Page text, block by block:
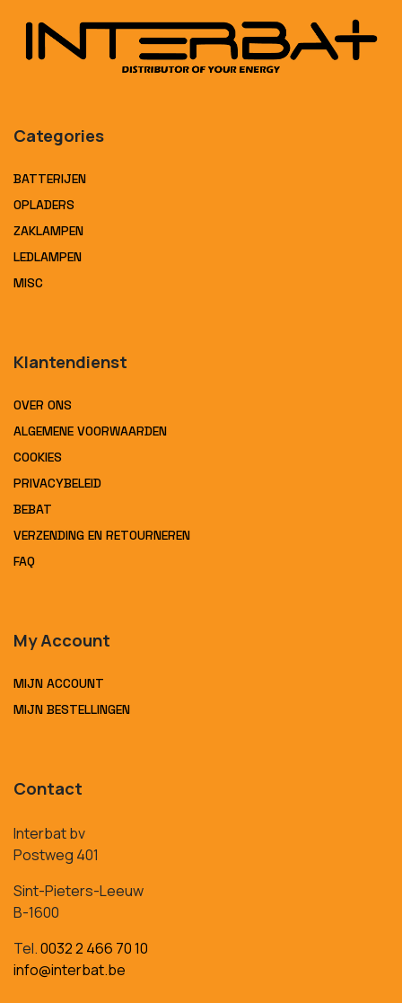
Categories
BATTERIJEN
OPLADERS
ZAKLAMPEN
LEDLAMPEN
MISC
Klantendienst
OVER ONS
ALGEMENE VOORWAARDEN
COOKIES
PRIVACYBELEID
BEBAT
VERZENDING EN RETOURNEREN
FAQ
My Account
MIJN ACCOUNT
MIJN BESTELLINGEN
Contact
Interbat bv
Postweg 401
Sint-Pieters-Leeuw
B-1600
Tel.0032 2 466 70 10
info@interbat.be